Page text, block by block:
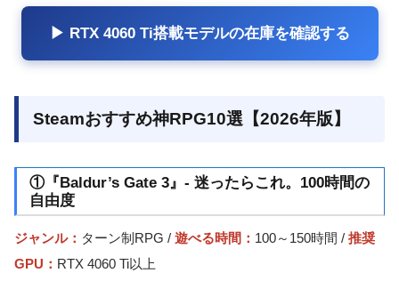
▶ RTX 4060 Ti搭載モデルの在庫を確認する
Steamおすすめ神RPG10選【2026年版】
①『Baldur’s Gate 3』- 迷ったらこれ。100時間の
自由度
ジャンル： ターン制RPG / 遊べる時間： 100～150時間 / 推奨
GPU： RTX 4060 Ti以上